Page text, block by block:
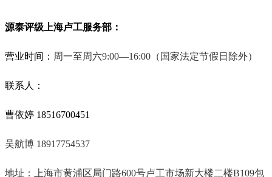
源泰评级上海卢工服务部：
营业时间： 周一至周六9:00—16:00 （国家法定节假日除外）
联系人：
曹依婷 18516700451
吴航博 18917754537
地址：上海市黄浦区局门路600号卢工市场新大楼二楼B109包